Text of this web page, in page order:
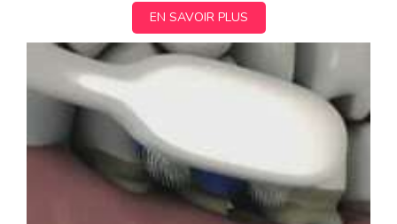
EN SAVOIR PLUS